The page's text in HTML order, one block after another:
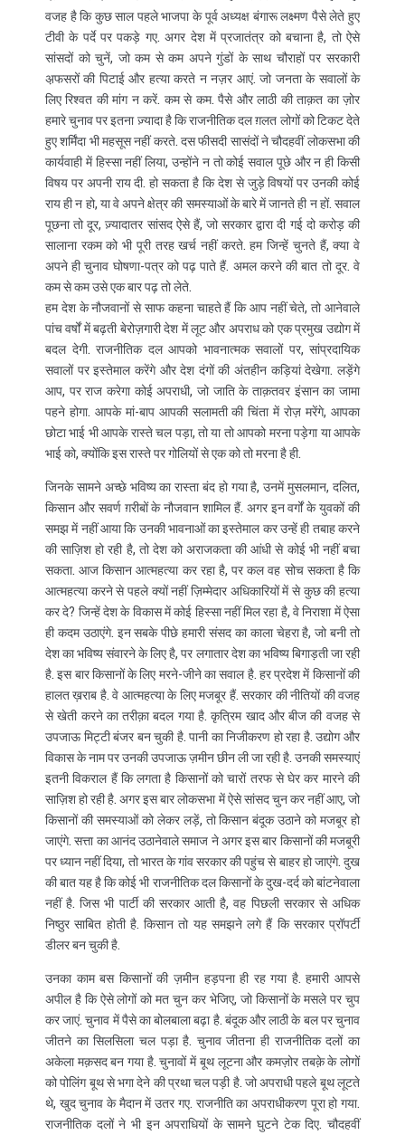
वजह है कि कुछ साल पहले भाजपा के पूर्व अध्यक्ष बंगारू लक्ष्मण पैसे लेते हुए
टीवी के पर्दे पर पकड़े गए. अगर देश में प्रजातंत्र को बचाना है, तो ऐसे
सांसदों को चुनें, जो कम से कम अपने गुंडों के साथ चौराहों पर सरकारी
अ़फसरों की पिटाई और हत्या करते न नज़र आएं. जो जनता के सवालों के
लिए रिश्वत की मांग न करें. कम से कम. पैसे और लाठी की ताक़त का ज़ोर
हमारे चुनाव पर इतना ज़्यादा है कि राजनीतिक दल ग़लत लोगों को टिकट देते
हुए शर्मिंदा भी महसूस नहीं करते. दस फीसदी सासंदों ने चौदहवीं लोकसभा की
कार्यवाही में हिस्सा नहीं लिया, उन्होंने न तो कोई सवाल पूछे और न ही किसी
विषय पर अपनी राय दी. हो सकता है कि देश से जुड़े विषयों पर उनकी कोई
राय ही न हो, या वे अपने क्षेत्र की समस्याओं के बारे में जानते ही न हों. सवाल
पूछना तो दूर, ज़्यादातर सांसद ऐसे हैं, जो सरकार द्वारा दी गई दो करोड़ की
सालाना रकम को भी पूरी तरह खर्च नहीं करते. हम जिन्हें चुनते हैं, क्या वे
अपने ही चुनाव घोषणा-पत्र को पढ़ पाते हैं. अमल करने की बात तो दूर. वे
कम से कम उसे एक बार पढ़ तो लेते.
हम देश के नौजवानों से साफ कहना चाहते हैं कि आप नहीं चेते, तो आनेवाले
पांच वर्षों में बढ़ती बेरोज़गारी देश में लूट और अपराध को एक प्रमुख उद्योग में
बदल देगी. राजनीतिक दल आपको भावनात्मक सवालों पर, सांप्रदायिक
सवालों पर इस्तेमाल करेंगे और देश दंगों की अंतहीन कड़ियां देखेगा. लड़ेंगे
आप, पर राज करेगा कोई अपराधी, जो जाति के ताक़तवर इंसान का जामा
पहने होगा. आपके मां-बाप आपकी सलामती की चिंता में रोज़ मरेंगे, आपका
छोटा भाई भी आपके रास्ते चल पड़ा, तो या तो आपको मरना पड़ेगा या आपके
भाई को, क्योंकि इस रास्ते पर गोलियों से एक को तो मरना है ही.
जिनके सामने अच्छे भविष्य का रास्ता बंद हो गया है, उनमें मुसलमान, दलित,
किसान और सवर्ण ग़रीबों के नौजवान शामिल हैं. अगर इन वर्गों के युवकों की
समझ में नहीं आया कि उनकी भावनाओं का इस्तेमाल कर उन्हें ही तबाह करने
की साज़िश हो रही है, तो देश को अराजकता की आंधी से कोई भी नहीं बचा
सकता. आज किसान आत्महत्या कर रहा है, पर कल वह सोच सकता है कि
आत्महत्या करने से पहले क्यों नहीं ज़िम्मेदार अधिकारियों में से कुछ की हत्या
कर दे? जिन्हें देश के विकास में कोई हिस्सा नहीं मिल रहा है, वे निराशा में ऐसा
ही कदम उठाएंगे. इन सबके पीछे हमारी संसद का काला चेहरा है, जो बनी तो
देश का भविष्य संवारने के लिए है, पर लगातार देश का भविष्य बिगाड़ती जा रही
है. इस बार किसानों के लिए मरने-जीने का सवाल है. हर प्रदेश में किसानों की
हालत ख़राब है. वे आत्महत्या के लिए मजबूर हैं. सरकार की नीतियों की वजह
से खेती करने का तरीक़ा बदल गया है. कृत्रिम खाद और बीज की वजह से
उपजाऊ मिट्टी बंजर बन चुकी है. पानी का निजीकरण हो रहा है. उद्योग और
विकास के नाम पर उनकी उपजाऊ ज़मीन छीन ली जा रही है. उनकी समस्याएं
इतनी विकराल हैं कि लगता है किसानों को चारों तरफ से घेर कर मारने की
साज़िश हो रही है. अगर इस बार लोकसभा में ऐसे सांसद चुन कर नहीं आए, जो
किसानों की समस्याओं को लेकर लड़ें, तो किसान बंदूक उठाने को मजबूर हो
जाएंगे. सत्ता का आनंद उठानेवाले समाज ने अगर इस बार किसानों की मजबूरी
पर ध्यान नहीं दिया, तो भारत के गांव सरकार की पहुंच से बाहर हो जाएंगे. दुख
की बात यह है कि कोई भी राजनीतिक दल किसानों के दुख-दर्द को बांटनेवाला
नहीं है. जिस भी पार्टी की सरकार आती है, वह पिछली सरकार से अधिक
निष्ठुर साबित होती है. किसान तो यह समझने लगे हैं कि सरकार प्रॉपर्टी
डीलर बन चुकी है.
उनका काम बस किसानों की ज़मीन हड़पना ही रह गया है. हमारी आपसे
अपील है कि ऐसे लोगों को मत चुन कर भेजिए, जो किसानों के मसले पर चुप
कर जाएं. चुनाव में पैसे का बोलबाला बढ़ा है. बंदूक और लाठी के बल पर चुनाव
जीतने का सिलसिला चल पड़ा है. चुनाव जीतना ही राजनीतिक दलों का
अकेला मक़सद बन गया है. चुनावों में बूथ लूटना और कमज़ोर तबक़े के लोगों
को पोलिंग बूथ से भगा देने की प्रथा चल पड़ी है. जो अपराधी पहले बूथ लूटते
थे, खुद चुनाव के मैदान में उतर गए. राजनीति का अपराधीकरण पूरा हो गया.
राजनीतिक दलों ने भी इन अपराधियों के सामने घुटने टेक दिए. चौदहवीं